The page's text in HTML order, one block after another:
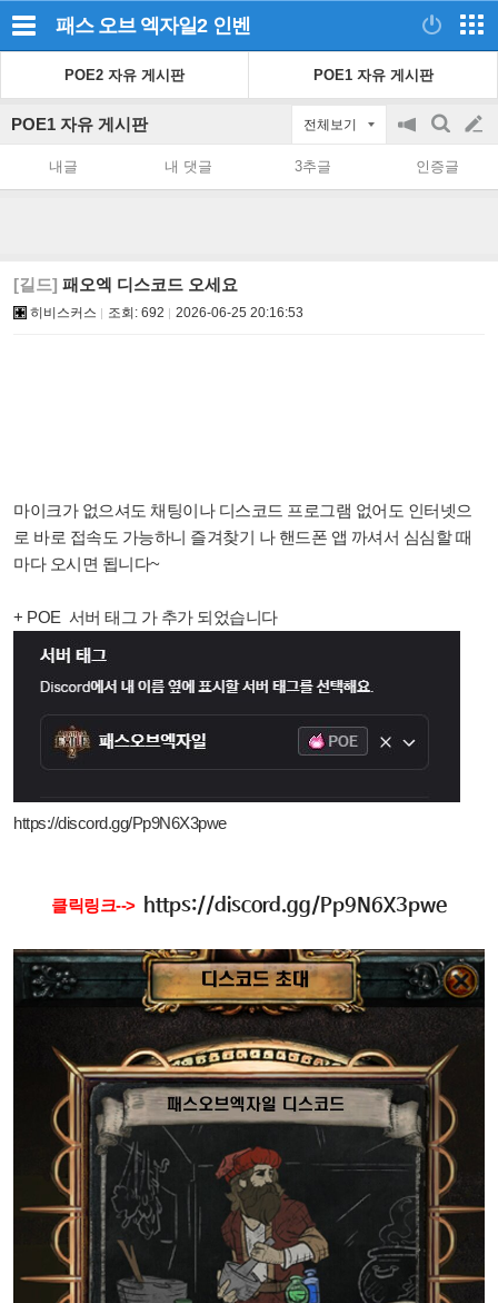
패스 오브 엑자일2 인벤
POE2 자유 게시판 POE1 자유 게시판
POE1 자유 게시판 전체보기
공
on/off
검
색
글
쓰
내글 내 댓글 3추글 인증글
[길드] 패오엑 디스코드 오세요
히비스커스 조회: 692 2026-06-25 20:16:53
마이크가 없으셔도 채팅이나 디스코드 프로그램 없어도 인터넷으
로 바로 접속도 가능하니 즐겨찾기 나 핸드폰 앱 까셔서 심심할 때
마다 오시면 됩니다~
+ POE 서버 태그 가 추가 되었습니다
https://discord.gg/Pp9N6X3pwe
클릭링크--> https://discord.gg/Pp9N6X3pwe